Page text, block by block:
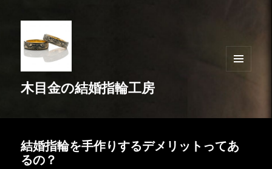
木目金の結婚指輪工房
結婚指輪を手作りするデメリットってあ
るの？